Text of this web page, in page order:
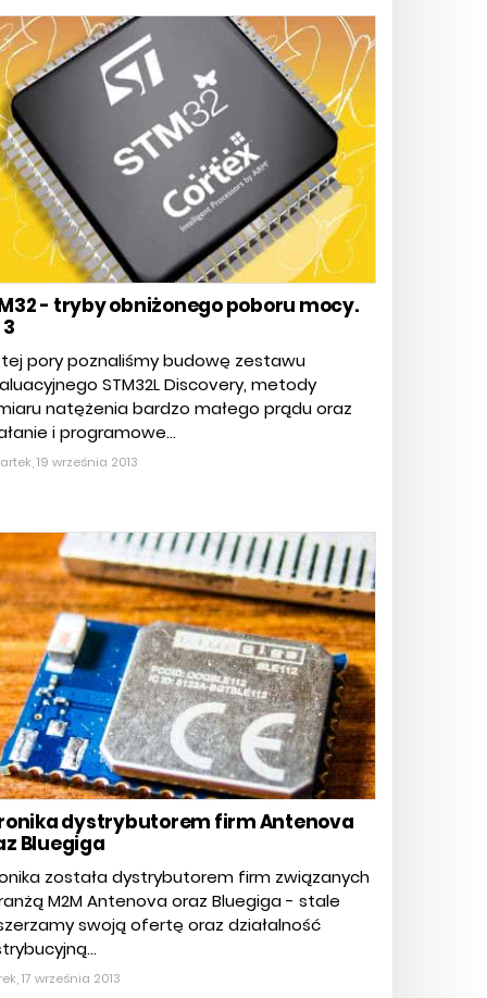
- tryby obniżonego poboru mocy.
pory poznaliśmy budowę zestawu
STM32L Discovery, metody
natężenia bardzo małego prądu oraz
i programowe...
19 września 2013
dystrybutorem firm Antenova
Bluegiga
została dystrybutorem firm związanych
M2M Antenova oraz Bluegiga - stale
swoją ofertę oraz działalność
17 września 2013